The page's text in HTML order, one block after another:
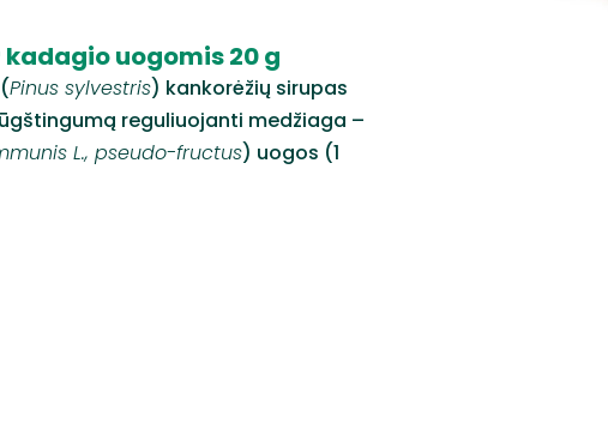
uogomis 20 g
Pinus sylvestris) kankorėžių sirupas
reguliuojanti medžiaga –
L., pseudo-fructus) uogos (1